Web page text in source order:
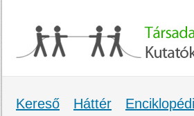
Kereső Háttér